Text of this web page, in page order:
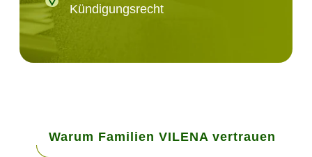
Kündigungsrecht
Warum Familien VILENA vertrauen